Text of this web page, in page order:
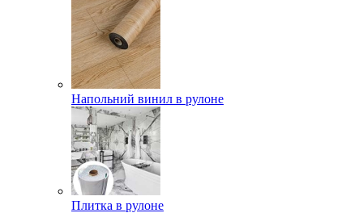
Напольний винил в рулоне
Плитка в рулоне